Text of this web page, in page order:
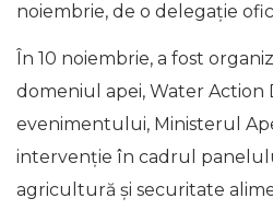
noiembrie, de o delegație
În 10 noiembrie, a fost
domeniul apei, Water Action
evenimentului, Ministerul
intervenţie în cadrul
agricultură și securitate